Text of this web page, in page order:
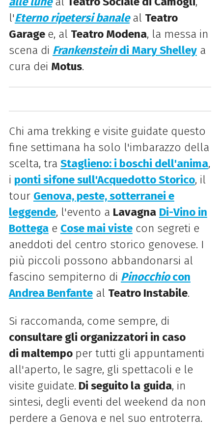
l'Eterno ripetersi banaleal Teatro
Garage e, al Teatro Modena, la messa in
scena di Frankensteindi Mary Shelleya
cura dei Motus.
Chi ama trekking e visite guidate questo
fine settimana ha solo l'imbarazzo della
scelta, tra Staglieno: i boschi dell'anima,
i ponti sifone sull'Acquedotto Storico, il
tour Genova, peste, sotterranei e
leggende, l'evento a Lavagna Di-Vino in
Bottegae Cose mai vistecon segreti e
aneddoti del centro storico genovese. I
più piccoli possono abbandonarsi al
fascino sempiterno di Pinocchiocon
Andrea Benfanteal Teatro Instabile.
Si raccomanda, come sempre, di
consultare gli organizzatori in caso
di maltempo per tutti gli appuntamenti
all'aperto, le sagre, gli spettacoli e le
visite guidate. Di seguito la guida, in
sintesi, degli eventi del weekend da non
perdere a Genova e nel suo entroterra.